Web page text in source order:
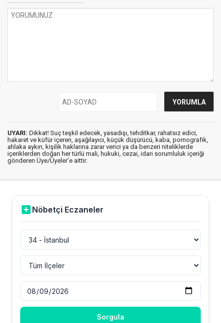
UYARI: Dikkat! Suç teşkil edecek, yasadışı, tehditkar, rahatsız edici,
hakaret ve küfür içeren, aşağılayıcı, küçük düşürücü, kaba, pornografik,
ahlaka aykırı, kişilik haklarına zarar verici ya da benzeri niteliklerde
içeriklerden doğan her türlü mali, hukuki, cezai, idari sorumluluk içeriği
gönderen Üye/Üyeler’e aittir.